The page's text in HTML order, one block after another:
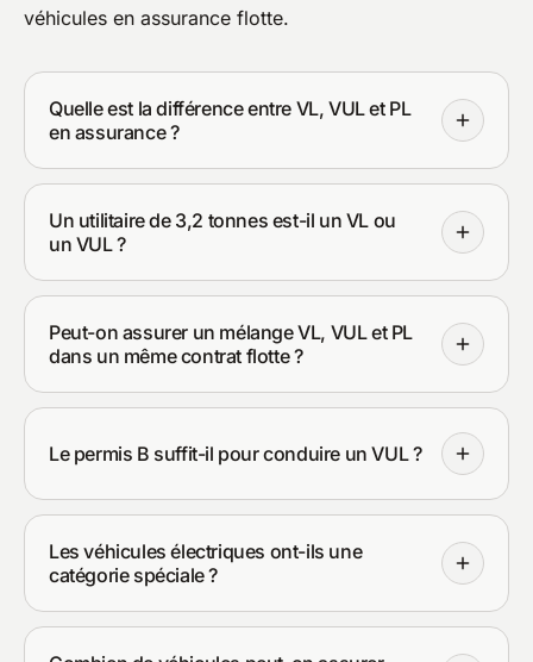
véhicules en assurance flotte.
Quelle est la différence entre VL, VUL et PL
en assurance ?
Un utilitaire de 3,2 tonnes est-il un VL ou
un VUL ?
Peut-on assurer un mélange VL, VUL et PL
dans un même contrat flotte ?
Le permis B suffit-il pour conduire un VUL ?
Les véhicules électriques ont-ils une
catégorie spéciale ?